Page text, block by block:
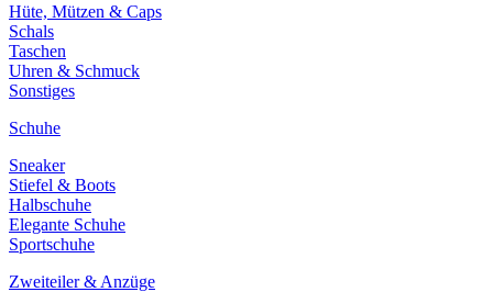
Hüte, Mützen & Caps
Schals
Taschen
Uhren & Schmuck
Sonstiges
Schuhe
Sneaker
Stiefel & Boots
Halbschuhe
Elegante Schuhe
Sportschuhe
Zweiteiler & Anzüge